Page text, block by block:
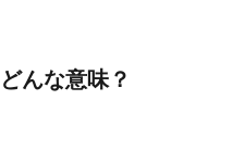
んな意味？